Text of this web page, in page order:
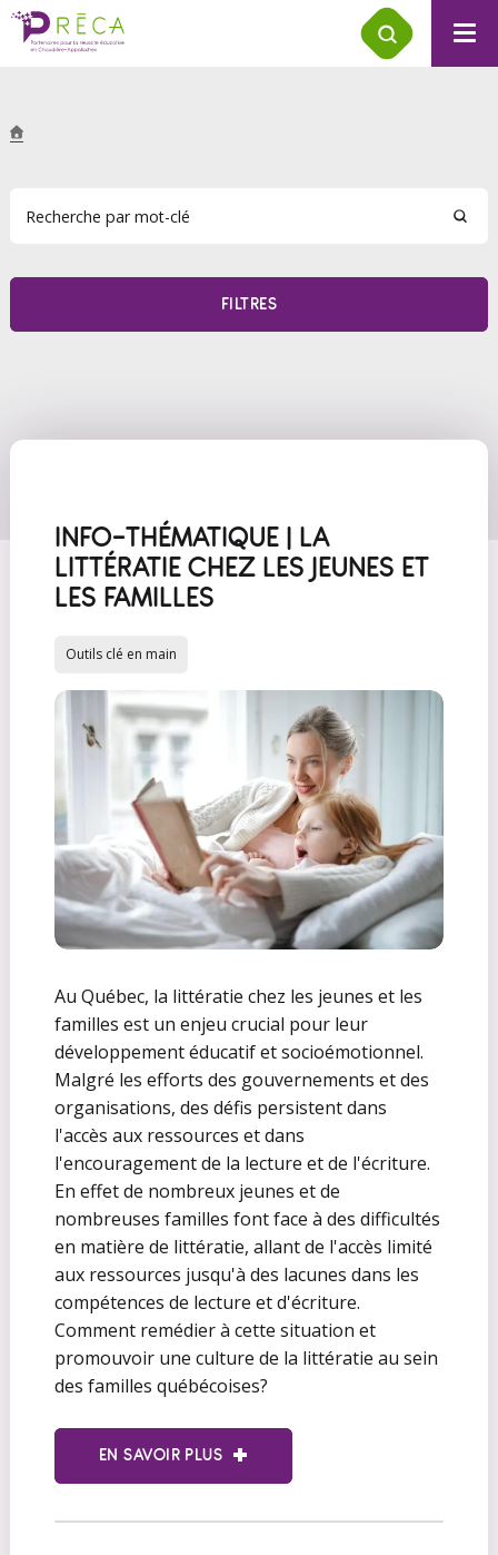
FILTRES
INFO-THÉMATIQUE | LA
LITTÉRATIE CHEZ LES JEUNES ET
LES FAMILLES
Outils clé en main
Au Québec, la littératie chez les jeunes et les
familles est un enjeu crucial pour leur
développement éducatif et socioémotionnel.
Malgré les efforts des gouvernements et des
organisations, des défis persistent dans
l'accès aux ressources et dans
l'encouragement de la lecture et de l'écriture.
En effet de nombreux jeunes et de
nombreuses familles font face à des difficultés
en matière de littératie, allant de l'accès limité
aux ressources jusqu'à des lacunes dans les
compétences de lecture et d'écriture.
Comment remédier à cette situation et
promouvoir une culture de la littératie au sein
des familles québécoises?
EN SAVOIR PLUS